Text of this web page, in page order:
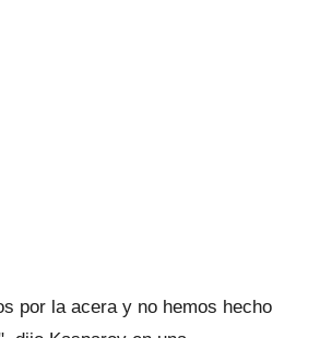
por la acera y no hemos hecho